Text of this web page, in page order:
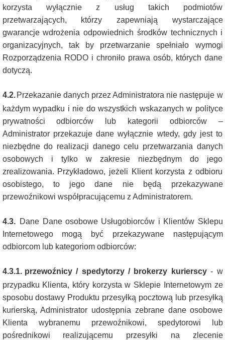
korzysta wyłącznie z usług takich podmiotów
przetwarzających, którzy zapewniają wystarczające
gwarancje wdrożenia odpowiednich środków technicznych i
organizacyjnych, tak by przetwarzanie spełniało wymogi
Rozporządzenia RODO i chroniło prawa osób, których dane
dotyczą.
4.2. Przekazanie danych przez Administratora nie następuje w
każdym wypadku i nie do wszystkich wskazanych w polityce
prywatności odbiorców lub kategorii odbiorców –
Administrator przekazuje dane wyłącznie wtedy, gdy jest to
niezbędne do realizacji danego celu przetwarzania danych
osobowych i tylko w zakresie niezbędnym do jego
zrealizowania. Przykładowo, jeżeli Klient korzysta z odbioru
osobistego, to jego dane nie będą przekazywane
przewoźnikowi współpracującemu z Administratorem.
4.3.
Dane Dane osobowe Usługobiorców i Klientów Sklepu
Internetowego mogą być przekazywane następującym
odbiorcom lub kategoriom odbiorców:
4.3.1. przewoźnicy / spedytorzy / brokerzy kurierscy- w
przypadku Klienta, który korzysta w Sklepie Internetowym ze
sposobu dostawy Produktu przesyłką pocztową lub przesyłką
kurierską, Administrator udostępnia zebrane dane osobowe
Klienta wybranemu przewoźnikowi, spedytorowi lub
pośrednikowi realizującemu przesyłki na zlecenie